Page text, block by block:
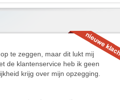
te zeggen, maar dit lukt mij
de klantenservice heb ik geen
krijg over mijn opzegging.